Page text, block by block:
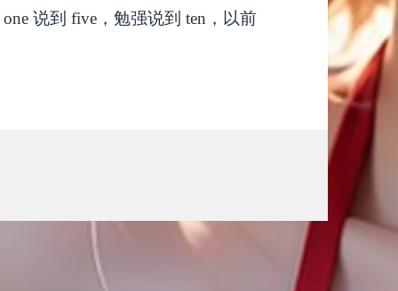
说到 five，勉强说到 ten，以前